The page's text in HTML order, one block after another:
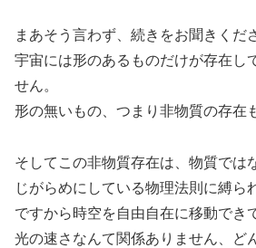
まあそう言わず、続きをお聞きくだ
宇宙には形のあるものだけが存在し
せん。
形の無いもの、つまり非物質の存在
そしてこの非物質存在は、物質では
じがらめにしている物理法則に縛ら
ですから時空を自由自在に移動でき
光の速さなんて関係ありません、ど